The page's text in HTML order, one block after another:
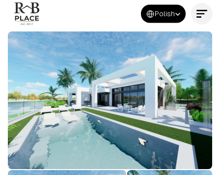
Select Language
Polish
Kontakt